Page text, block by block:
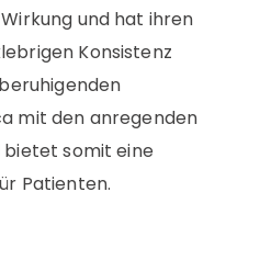
und hat ihren
Konsistenz
mit den anregenden
bietet somit eine
Patienten.